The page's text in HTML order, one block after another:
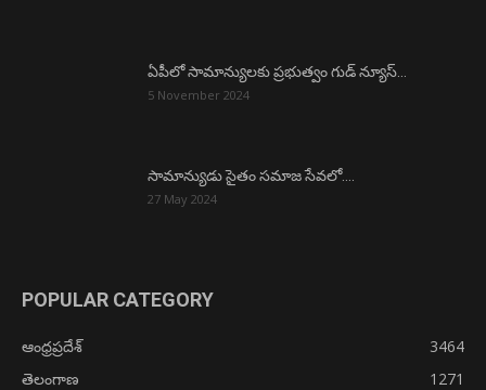
ఏపీలో సామాన్యులకు ప్రభుత్వం గుడ్ న్యూస్…
5 November 2024
సామాన్యుడు సైతం సమాజ సేవలో….
27 May 2024
POPULAR CATEGORY
ఆంధ్రప్రదేశ్
3464
తెలంగాణ
1271